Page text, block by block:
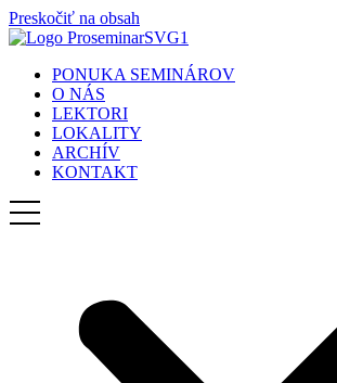
Preskočiť na obsah
PONUKA SEMINÁROV
O NÁS
LEKTORI
LOKALITY
ARCHÍV
KONTAKT